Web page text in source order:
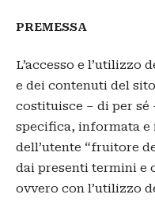
PREMESSA
L’accesso e
e dei contenuti del
costituisce – di per
specifica, informata e
dell’utente “fruitore
dai presenti termini e
ovvero con l’utilizzo